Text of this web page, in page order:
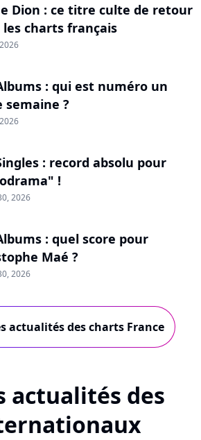
Dion : ce titre culte de retour
les charts français
: qui est numéro un
semaine ?
: record absolu pour
!
2026
: quel score pour
Maé ?
2026
actualités des charts France
actualités des